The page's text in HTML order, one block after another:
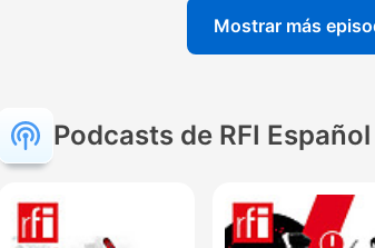
Mostrar más
Podcasts de RFI Español